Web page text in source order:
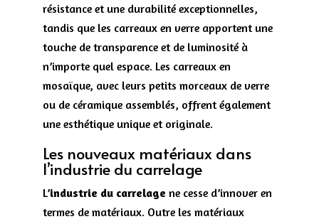
résistance et une durabilité exceptionnelles,
tandis que les carreaux en verre apportent une
touche de transparence et de luminosité à
n’importe quel espace. Les carreaux en
mosaïque, avec leurs petits morceaux de verre
ou de céramique assemblés, offrent également
une esthétique unique et originale.
Les nouveaux matériaux dans
l’industrie du carrelage
L’industrie du carrelage ne cesse d’innover en
termes de matériaux. Outre les matériaux